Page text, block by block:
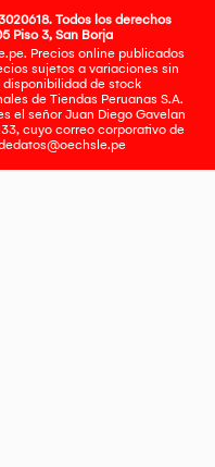
Todos los derechos
Piso 3, San Borja
Precios online publicados
sujetos a variaciones sin
disponibilidad de stock
de Tiendas Peruanas S.A.
el señor Juan Diego Gavelan
cuyo correo corporativo de